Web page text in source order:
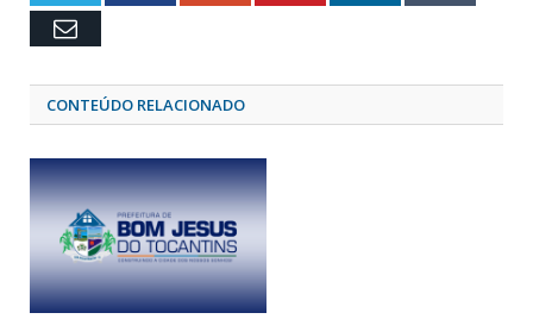
Email
CONTEÚDO RELACIONADO